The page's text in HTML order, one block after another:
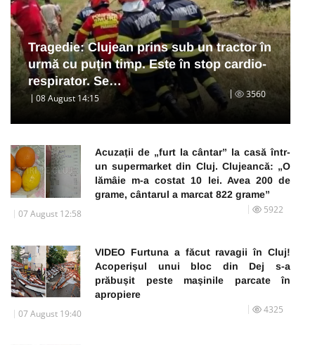
Tragedie: Clujean prins sub un tractor în
urmă cu puțin timp. Este în stop cardio-
respirator. Se…
08 August 14:15 3560
Acuzații de „furt la cântar” la casă într-
un supermarket din Cluj. Clujeancă: „O
lămâie m-a costat 10 lei. Avea 200 de
grame, cântarul a marcat 822 grame”
07 August 12:58 5922
VIDEO Furtuna a făcut ravagii în Cluj!
Acoperișul unui bloc din Dej s-a
prăbușit peste mașinile parcate în
apropiere
07 August 19:40 4325